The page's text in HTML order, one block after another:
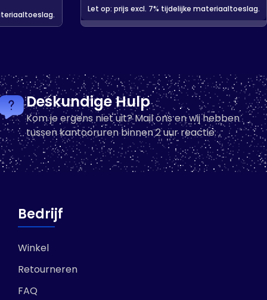
Let op: prijs excl. 7% tijdelijke materiaaltoeslag.
3 op voorraad
- +
In winkelwagen
Deskundige Hulp
Kom je ergens niet uit? Mail ons en wij hebben
tussen kantooruren binnen 2 uur reactie.
Bedrijf
Winkel
Retourneren
FAQ